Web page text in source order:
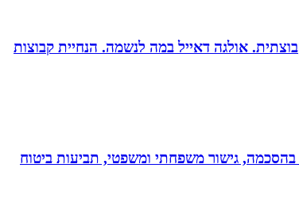
אולגה דאייל במה לנשמה. ‏הנחיית קבוצות
בהסכמה, גישור משפחתי ומשפטי, תביעות ביטוח